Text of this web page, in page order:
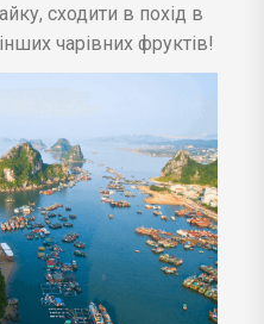
сходити в похід в
чарівних фруктів!